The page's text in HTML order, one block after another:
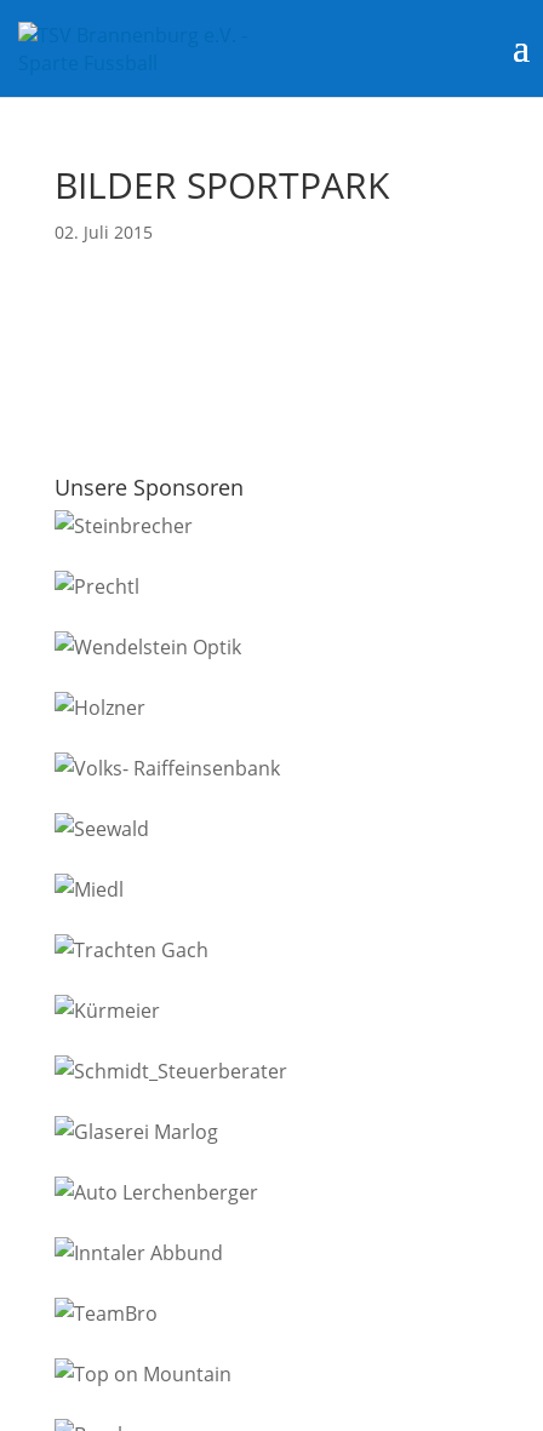
BILDER SPORTPARK
02. Juli 2015
Unsere Sponsoren